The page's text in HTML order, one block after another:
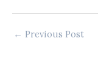
← Previous Post